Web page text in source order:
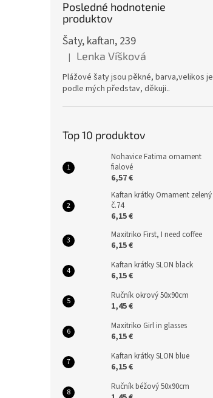
Posledné hodnotenie
produktov
Šaty, kaftan, 239
Hodnotenie produktu je 5 z 5 hviezdičiek.
| Lenka Víšková
Plážové šaty jsou pěkné, barva,velikos je
podle mých představ, děkuji..
Top 10 produktov
Nohavice Fatima ornament
fialové
6,57 €
Kaftan krátky Ornament zelený
č.74
6,15 €
Maxitriko First, I need coffee
6,15 €
Kaftan krátky SLON black
6,15 €
Ručník okrový 50x90cm
1,45 €
Maxitriko Girl in glasses
6,15 €
Kaftan krátky SLON blue
6,15 €
Ručník béžový 50x90cm